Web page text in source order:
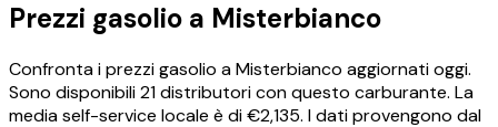
Prezzi gasolio a Misterbianco
Confronta i prezzigasolio aMisterbianco aggiornati oggi.
Sono disponibili21distributori con questo carburante. La
media self-service locale è di €2,135. I dati provengono dal